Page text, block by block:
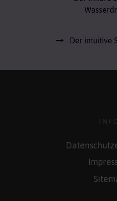
Der intuitive